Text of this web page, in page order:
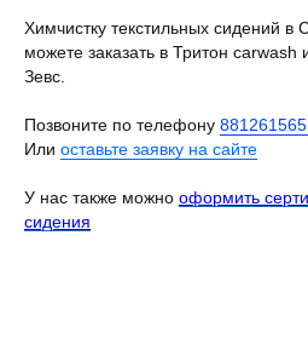
Химчистку текстильных сидений в
можете заказать в Тритон carwash
Зевс.
Позвоните по телефону
Или оставьте заявку на сайте
У нас также можно оформить
сидения